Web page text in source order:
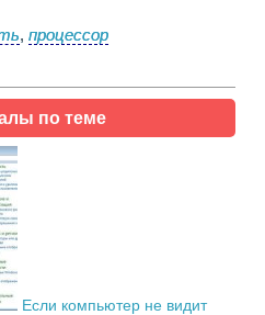
, процессор
по теме
Если компьютер не видит